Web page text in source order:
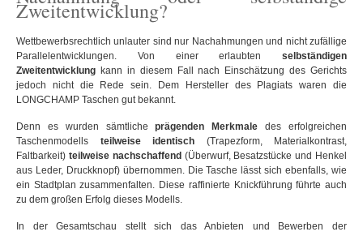
Zweitentwicklung?
Wettbewerbsrechtlich unlauter sind nur Nachahmungen und nicht zufällige
Parallelentwicklungen. Von einer erlaubten selbständigen
Zweitentwicklung kann in diesem Fall nach Einschätzung des Gerichts
jedoch nicht die Rede sein. Dem Hersteller des Plagiats waren die
LONGCHAMP Taschen gut bekannt.
Denn es wurden sämtlicheprägenden Merkmale des erfolgreichen
Taschenmodells teilweise identisch (Trapezform, Materialkontrast,
Faltbarkeit) teilweise nachschaffend (Überwurf, Besatzstücke und Henkel
aus Leder, Druckknopf) übernommen. Die Tasche lässt sich ebenfalls, wie
ein Stadtplan zusammenfalten. Diese raffinierte Knickführung führte auch
zu dem großen Erfolg dieses Modells.
In der Gesamtschau stellt sich das Anbieten und Bewerben der